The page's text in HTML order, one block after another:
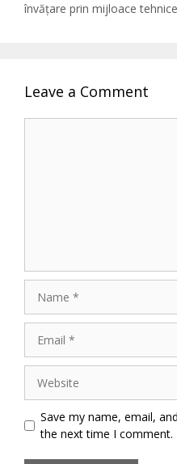
învățare prin mijloace
Leave a Comment
Save my name, email,
the next time I comment.